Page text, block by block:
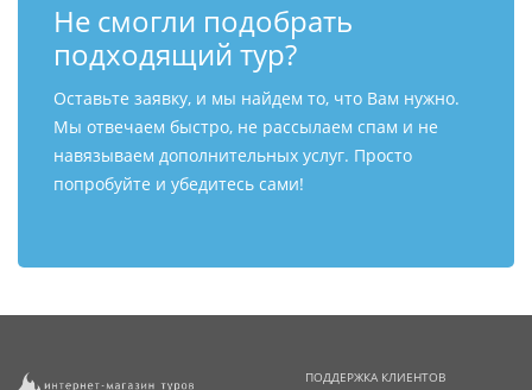
Не смогли подобрать
подходящий тур?
Оставьте заявку, и мы найдем то, что Вам нужно.
Мы отвечаем быстро, не рассылаем спам и не
навязываем дополнительных услуг. Просто
попробуйте и убедитесь сами!
ПОДДЕРЖКА КЛИЕНТОВ